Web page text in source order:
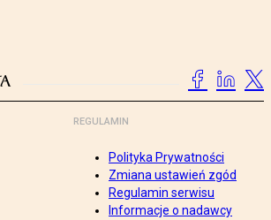
REGULAMIN
Polityka Prywatności
Zmiana ustawień zgód
Regulamin serwisu
Informacje o nadawcy